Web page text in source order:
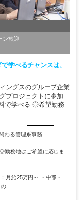
ン歓迎
学べるチャンスは、
ングスのグループ企業
プロジェクトに参加
で学べる ◎希望勤務
わる管理系事務
務地はご希望に応じま
月給25万円～ ・中部・
...